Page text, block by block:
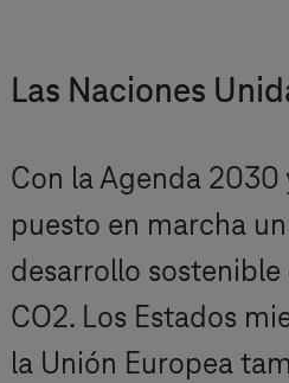
Las Naciones
Con la Agenda 2030
puesto en marcha
desarrollo
CO2. Los Estados
la Unión Europea